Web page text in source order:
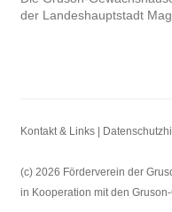
der Landeshauptstadt
Kontakt & Links |
(c) 2026 Förderverein der
in Kooperation mit den